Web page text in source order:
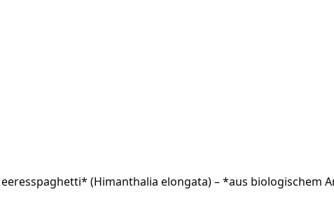
(Himanthalia elongata) – *aus biologischem